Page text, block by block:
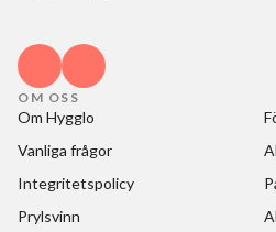
OM OSS
Om Hygglo
Vanliga frågor
Integritetspolicy
Prylsvinn